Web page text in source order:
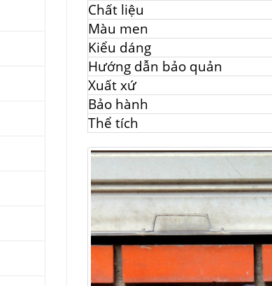
Chất liệu
Màu men
Kiểu dáng
Hướng dẫn bảo quản
Xuất xứ
Bảo hành
Thể tích